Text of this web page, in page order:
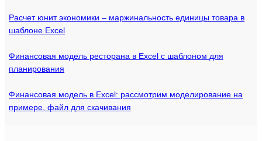
Расчет юнит экономики – маржинальность единицы товара в
шаблоне Excel
Финансовая модель ресторана в Excel с шаблоном для
планирования
Финансовая модель в Excel: рассмотрим моделирование на
примере, файл для скачивания